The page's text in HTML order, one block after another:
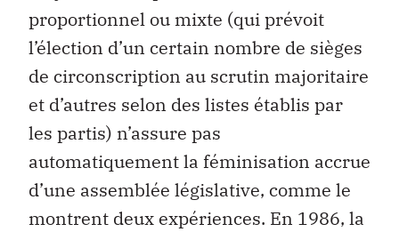
proportionnel ou mixte (qui prévoit
l’élection d’un certain nombre de sièges
de circonscription au scrutin majoritaire
et d’autres selon des listes établis par
les partis) n’assure pas
automatiquement la féminisation accrue
d’une assemblée législative, comme le
montrent deux expériences. En 1986, la